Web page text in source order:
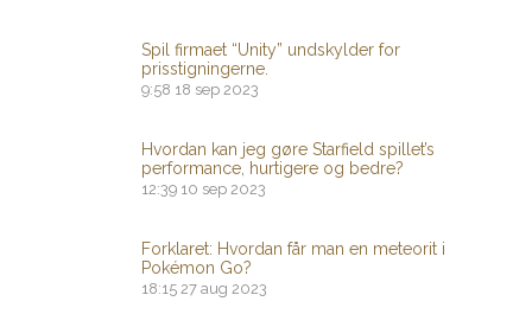
Spil firmaet “Unity” undskylder for
prisstigningerne.
9:58 18 sep 2023
Hvordan kan jeg gøre Starfield spillet’s
performance, hurtigere og bedre?
12:39 10 sep 2023
Forklaret: Hvordan får man en meteorit i
Pokémon Go?
18:15 27 aug 2023